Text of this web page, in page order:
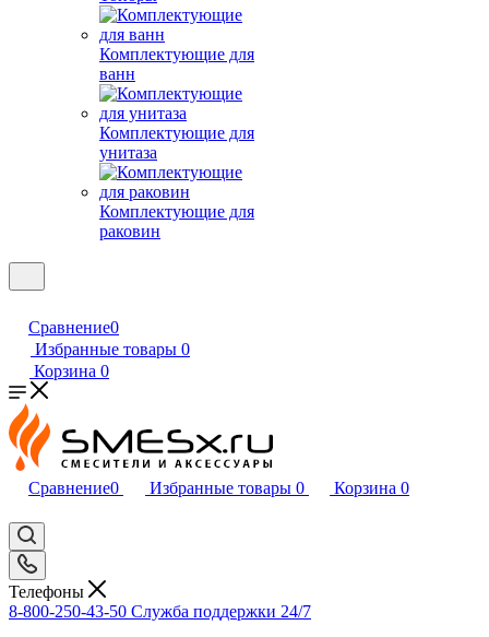
Комплектующие для
ванн
Комплектующие для
унитаза
Комплектующие для
раковин
Сравнение0
Избранные товары 0
Корзина 0
Сравнение0 Избранные товары 0 Корзина 0
Телефоны
8-800-250-43-50 Служба поддержки 24/7